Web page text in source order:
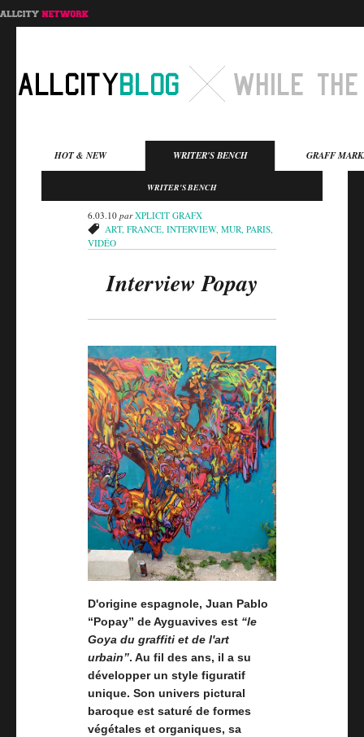
Aller au contenu
Aller au contenu
HOT & NEW WRITER'S BENCH GRAFF
WRITER'S BENCH
6.03.10 parXPLICIT GRAFX
ART,FRANCE ,INTERVIEW,MUR ,PARIS
VIDÉO
Interview Popay
D'origine espagnole, Juan Pablo
“Popay” de Ayguavives est “le
Goya du graffiti et de l'art
urbain”. Au fil des ans, il a su
développer un style figuratif
unique. Son univers pictural
baroque est saturé de formes
végétales et organiques, sa